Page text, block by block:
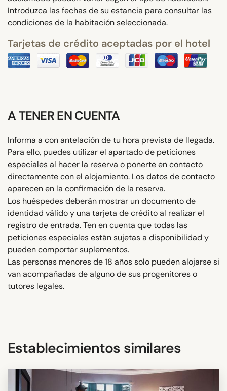
Introduzca las fechas de su estancia para consultar las
condiciones de la habitación seleccionada.
Tarjetas de crédito aceptadas por el hotel
A TENER EN CUENTA
Informa a con antelación de tu hora prevista de llegada.
Para ello, puedes utilizar el apartado de peticiones
especiales al hacer la reserva o ponerte en contacto
directamente con el alojamiento. Los datos de contacto
aparecen en la confirmación de la reserva.
Los huéspedes deberán mostrar un documento de
identidad válido y una tarjeta de crédito al realizar el
registro de entrada. Ten en cuenta que todas las
peticiones especiales están sujetas a disponibilidad y
pueden comportar suplementos.
Las personas menores de 18 años solo pueden alojarse si
van acompañadas de alguno de sus progenitores o
tutores legales.
Establecimientos similares